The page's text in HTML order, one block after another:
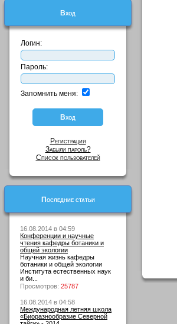
Вход
Логин:
Пароль:
Запомнить меня:
Регистрация
Забыли пароль?
Список пользователей
Последние статьи
16.08.2014 в 04:59
Конференции и научные
чтения кафедры ботаники и
общей экологии
Научная жизнь кафедры
ботаники и общей экологии
Института естественных наук
и би...
Просмотров: 25787
16.08.2014 в 04:58
Международная летняя школа
«Биоразнообразие Северной